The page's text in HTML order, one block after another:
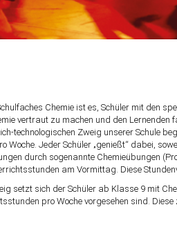
Chemie ist es, Schüler mit den
vertraut zu machen und den Lernenden
technologischen Zweig unserer Schule
Woche. Jeder Schüler „genießt“ dabei,
durch sogenannte Chemieübungen
am Vormittag. Diese
setzt sich der Schüler ab Klasse 9 mit
pro Woche vorgesehen sind.